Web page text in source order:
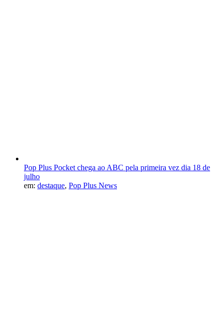
Pop Plus Pocket chega ao ABC pela primeira vez dia 18 de
julho
em: destaque, Pop Plus News